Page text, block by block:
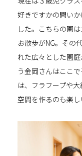
好きですかの問い
した。こちらの園
お散歩がNG。その
れた広々とした園
う金岡さんはここ
は、フラフープや
空間を作るのも楽